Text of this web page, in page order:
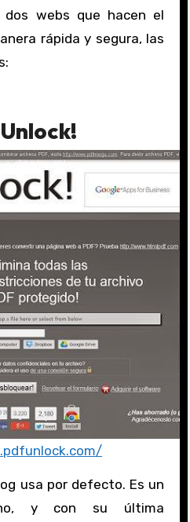
dos webs que hacen el
rápida y segura, las
usa por defecto. Es un
y con su última